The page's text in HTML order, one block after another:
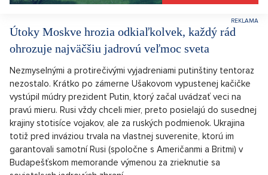
Útoky Moskve hrozia odkiaľkolvek, každý rád
ohrozuje najväčšiu jadrovú veľmoc sveta
Nezmyselnými a protirečivými vyjadreniami putinštiny tentoraz
nezostalo. Krátko po zámerne Ušakovom vypustenej kačičke
vystúpil múdry prezident Putin, ktorý začal uvádzať veci na
pravú mieru. Rusi vždy chceli mier, preto posielajú do susednej
krajiny stotisíce vojakov, ale za ruských podmienok. Ukrajina
totiž pred inváziou trvala na vlastnej suverenite, ktorú im
garantovali samotní Rusi (spoločne s Američanmi a Britmi) v
Budapešťskom memorande výmenou za zrieknutie sa